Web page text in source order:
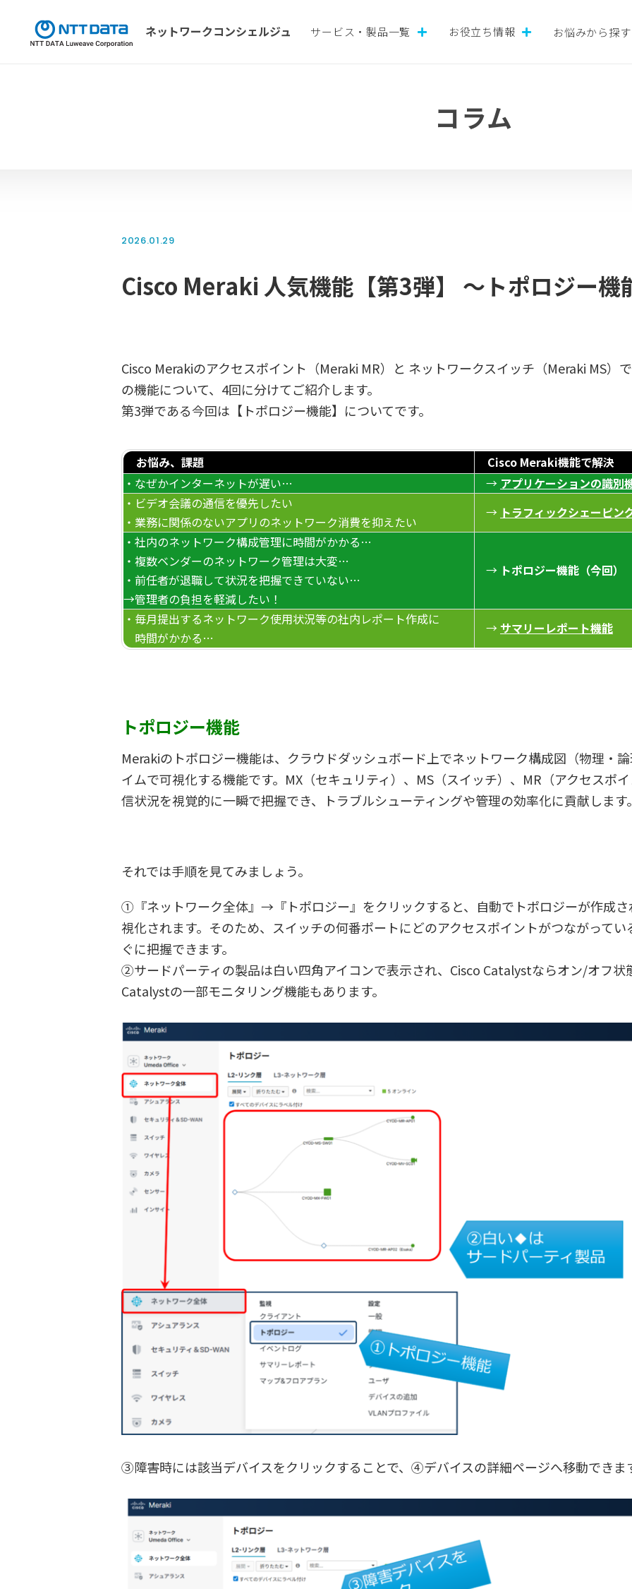
ネットワークコンシェルジュ サービス・製品一覧 お役立ち情報 お悩みから探す
コラム
2026.01.29
Cisco Meraki 人気機能【第3弾】 ～トポロジー機
Cisco Merakiのアクセスポイント（Meraki MR）と ネットワークスイッチ（Meraki MS）
の機能について、4回に分けてご紹介します。
第3弾である今回は【トポロジー機能】についてです。
お悩み、課題
Cisco Meraki機能で解決
・なぜかインターネットが遅い…
→ アプリケーションの識別
・ビデオ会議の通信を優先したい
・業務に関係のないアプリのネットワーク消費を抑えたい
→ トラフィックシェーピン
・社内のネットワーク構成管理に時間がかかる…
・複数ベンダーのネットワーク管理は大変…
・前任者が退職して状況を把握できていない…
→管理者の負担を軽減したい！
→ トポロジー機能（今回）
・毎月提出するネットワーク使用状況等の社内レポート作成に
時間がかかる…
→ サマリーレポート機能
トポロジー機能
Merakiのトポロジー機能は、クラウドダッシュボード上でネットワーク構成図（物理・
イムで可視化する機能です。MX（セキュリティ）、MS（スイッチ）、MR（アクセスポ
信状況を視覚的に一瞬で把握でき、トラブルシューティングや管理の効率化に貢献します
それでは手順を見てみましょう。
①『ネットワーク全体』→『トポロジー』をクリックすると、自動でトポロジーが作成
視化されます。そのため、スイッチの何番ポートにどのアクセスポイントがつながって
ぐに把握できます。
②サードパーティの製品は白い四角アイコンで表示され、Cisco Catalystならオン/オフ状
Catalystの一部モニタリング機能もあります。
③障害時には該当デバイスをクリックすることで、④デバイスの詳細ページへ移動できま